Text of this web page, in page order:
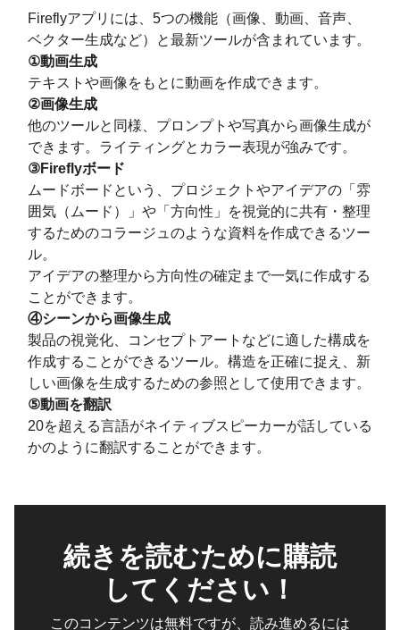
Fireflyアプリには、5つの機能（画像、動画、音声、
ベクター生成など）と最新ツールが含まれています。
①動画生成
テキストや画像をもとに動画を作成できます。
②画像生成
他のツールと同様、プロンプトや写真から画像生成が
できます。ライティングとカラー表現が強みです。
③Fireflyボード
ムードボードという、プロジェクトやアイデアの「雰
囲気（ムード）」や「方向性」を視覚的に共有・整理
するためのコラージュのような資料を作成できるツー
ル。
アイデアの整理から方向性の確定まで一気に作成する
ことができます。
④シーンから画像生成
製品の視覚化、コンセプトアートなどに適した構成を
作成することができるツール。構造を正確に捉え、新
しい画像を生成するための参照として使用できます。
⑤動画を翻訳
20を超える言語がネイティブスピーカーが話している
かのように翻訳することができます。
続きを読むために購読
してください！
このコンテンツは無料ですが、読み進めるには